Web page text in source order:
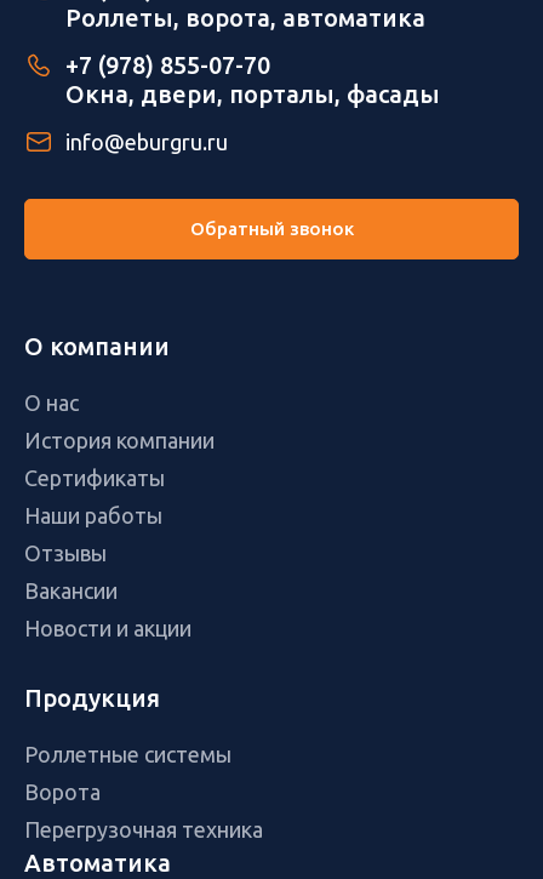
Роллеты, ворота, автоматика
+7 (978) 855-07-70
Окна, двери, порталы, фасады
info@eburgru.ru
Обратный звонок
О компании
О нас
История компании
Сертификаты
Наши работы
Отзывы
Вакансии
Новости и акции
Продукция
Роллетные системы
Ворота
Перегрузочная техника
Автоматика